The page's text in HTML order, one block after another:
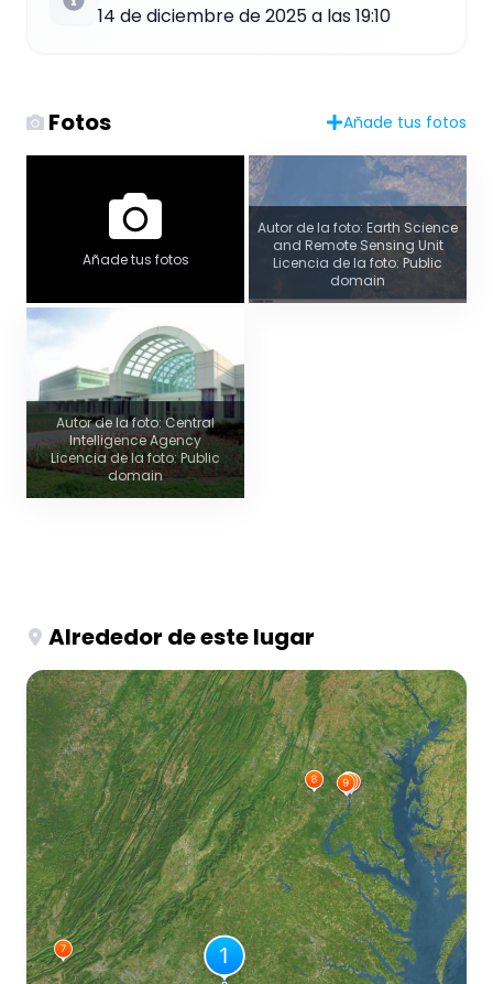
14 de diciembre de 2025 a las 19:10
Fotos Añade tus fotos
Añade tus fotos
Autor de la foto: Earth Science
and Remote Sensing Unit
Licencia de la foto: Public
domain
Autor de la foto: Central
Intelligence Agency
Licencia de la foto: Public
domain
Alrededor de este lugar